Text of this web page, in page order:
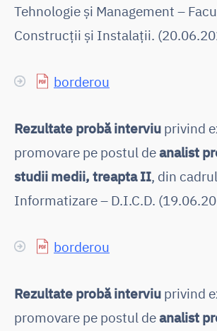
Tehnologie și Management –
Construcții și Instalații.
borderou
Rezultate probă interviu privind
promovare pe postul deanalist
studii medii, treapta II, din
Informatizare – D.I.C.D.
borderou
Rezultate probă interviu privind
promovare pe postul deanalist